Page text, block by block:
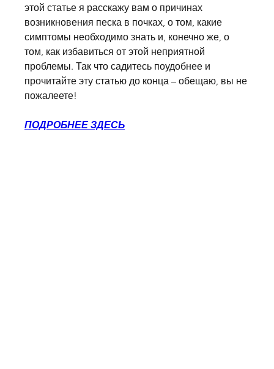
этой статье я расскажу вам о причинах
возникновения песка в почках, о том, какие
симптомы необходимо знать и, конечно же, о
том, как избавиться от этой неприятной
проблемы. Так что садитесь поудобнее и
прочитайте эту статью до конца – обещаю, вы не
пожалеете!
ПОДРОБНЕЕ ЗДЕСЬ